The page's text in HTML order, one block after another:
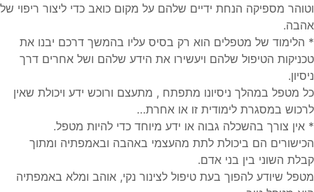
וטוהר מספיקה הנחת ידיים שלהם על מקום כואב כדי ליצור ריפוי של
אהבה.
* הלימוד של מטפלים הוא רק בסיס עליו בהמשך דרכם יבנו את
טכניקות הטיפול שלהם ויעשירו את הידע שלהם ושל אחרים דרך
ניסיון.
כל מטפל במהלך ניסיונו מתפתח , מתעצם ורוכש ידע ויכולת שאין
לרכוש במסגרת לימודית זו או אחרת…
* אין צורך בהשכלה גבוה או ידע מיוחד כדי להיות מטפל.
הכישורים הם ביכולת לתת מהעצמי באהבה ובאמפתיה ומתוך
קבלת השוני בין בני אדם.
מטפל שיודע להפוך בעת טיפול לצינור נקי, אוהב ומלא באמפתיה